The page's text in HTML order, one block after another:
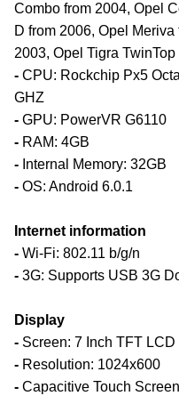
Combo from 2004, Opel
D from 2006, Opel
2003, Opel Tigra
- CPU: Rockchip Px5
GHZ
- GPU: PowerVR G6110
- RAM: 4GB
- Internal Memory: 32GB
- OS: Android 6.0.1
Internet information
- Wi-Fi: 802.11 b/g/n
- 3G: Supports USB 3G
Display
- Screen: 7 Inch TFT LCD
- Resolution: 1024x600
- Capacitive Touch Screen